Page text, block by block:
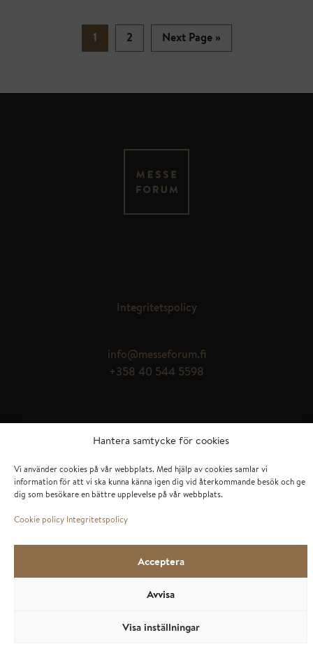
Hantera samtycke för cookies
Vi använder cookies på vår webbplats. Med hjälp av cookies samlar vi
information för att vi ska kunna känna igen dig vid återkommande besök och ge
dig som besökare en bättre upplevelse på vår webbplats.
Cookie policy Integritetspolicy
Acceptera
Avvisa
Visa inställningar
1 2 Next Page »
Integritetspolicy
info@messeforum.fi
+358 40 544 5598